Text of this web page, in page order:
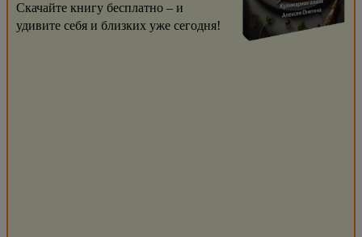
Скачайте книгу бесплатно – и
удивите себя и близких уже сегодня!